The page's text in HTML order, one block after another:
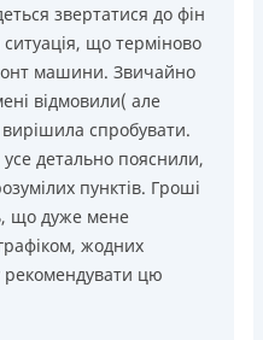
звертатися до фін
ситуація, що терміново
машини. Звичайно
відмовили( але
спробувати.
детально пояснили,
пунктів. Гроші
що дуже мене
жодних
цю